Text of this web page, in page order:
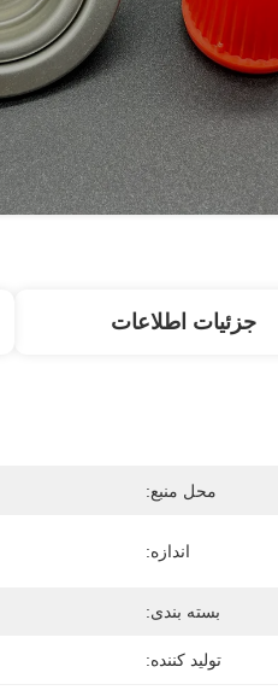
جزئیات اطلاعات
محل منبع:
اندازه:
بسته بندی:
تولید کننده: